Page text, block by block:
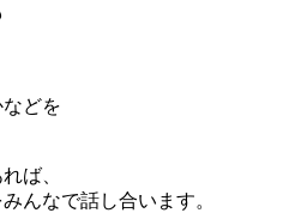
どを
ば、
んなで話し合います。